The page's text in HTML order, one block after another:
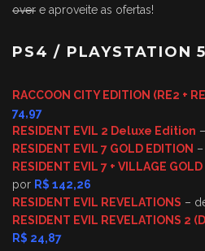
over e aproveite as ofertas!
PS4 / PLAYSTATION
RACCOON CITY EDITION (RE2 +
74,97
RESIDENT EVIL 2 Deluxe Edition
RESIDENT EVIL 7 GOLD EDITION
RESIDENT EVIL 7 + VILLAGE
por R$ 142,26
RESIDENT EVIL REVELATIONS –
RESIDENT EVIL REVELATIONS 2
R$ 24,87